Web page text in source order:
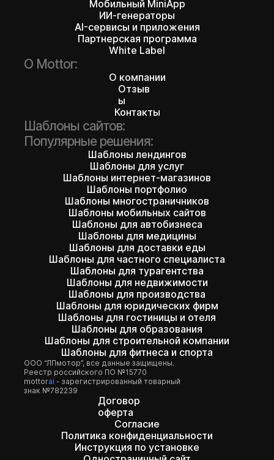
Мобильный MiniApp
ИИ-генераторы
AI-сервисы и приложения
Партнерская программа
White Label
О Mottor:
О компании
Отзыв
ы
Контакты
Шаблоны сайтов:
Популярные решения:
Шаблоны лендингов
Шаблоны для услуг
Шаблоны интернет-магазинов
Шаблоны портфолио
Шаблоны многостраничников
Шаблоны мобильных сайтов
Шаблоны для автобизнеса
Шаблоны для медицины
Шаблоны для доставки еды
Шаблоны для частного специалиста
Шаблоны для турагентства
Шаблоны для недвижимости
Шаблоны для производства
Шаблоны для юридических фирм
Шаблоны для гостиницы и отеля
Шаблоны для образования
Шаблоны для строительной компании
Шаблоны для фитнеса и спорта
ООО “ЛПмотор”, все данные защищены.
Реестр российского ПО №15770
mottorai - зарегистрированный товарный
знак №782239
Договор
оферта
Согласие
Политика конфиденциальности
Инструкция по установке